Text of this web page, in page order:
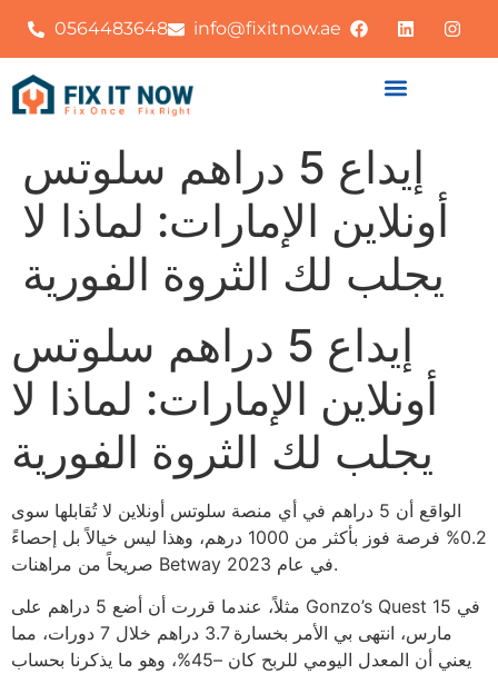
0564483648 info@fixitnow.ae
إيداع 5 دراهم سلوتس
أونلاين الإمارات: لماذا لا
يجلب لك الثروة الفورية
إيداع 5 دراهم سلوتس
أونلاين الإمارات: لماذا لا
يجلب لك الثروة الفورية
الواقع أن 5 دراهم في أي منصة سلوتس أونلاين لا تُقابلها سوى
0.2% فرصة فوز بأكثر من 1000 درهم، وهذا ليس خيالاً بل إحصاءً
صريحاً من مراهنات Betway في عام 2023.
مثلاً، عندما قررت أن أضع 5 دراهم على Gonzo’s Quest في 15
مارس، انتهى بي الأمر بخسارة 3.7 دراهم خلال 7 دورات، مما
يعني أن المعدل اليومي للربح كان –45%، وهو ما يذكرنا بحساب